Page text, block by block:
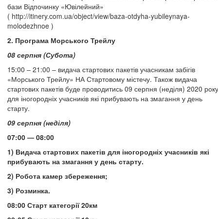
бази Відпочинку «Ювілейний»
( http://itinery.com.ua/object/view/baza-otdyha-yubileynaya-
molodezhnoe )
2. Програма Морського Трейлу
08 серпня (Субота)
15:00 – 21:00 – видача стартових пакетів учасникам забігів
«Морського Трейлу» НА Стартовому містечу. Також видача
стартових пакетів буде проводитись 09 серпня (неділя) 2020 року
для іногородніх учасників які прибувають на змагання у день
старту.
09 серпня (неділя)
07:00 — 08:00
1) Видача стартових пакетів для іногородніх учасників які
прибувають на змагання у день старту.
2) Робота камер збереження;
3) Розминка.
08:00 Старт категорії 20км